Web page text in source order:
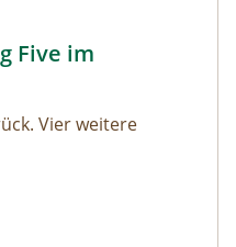
der Big Five im
Five im
Vier weitere